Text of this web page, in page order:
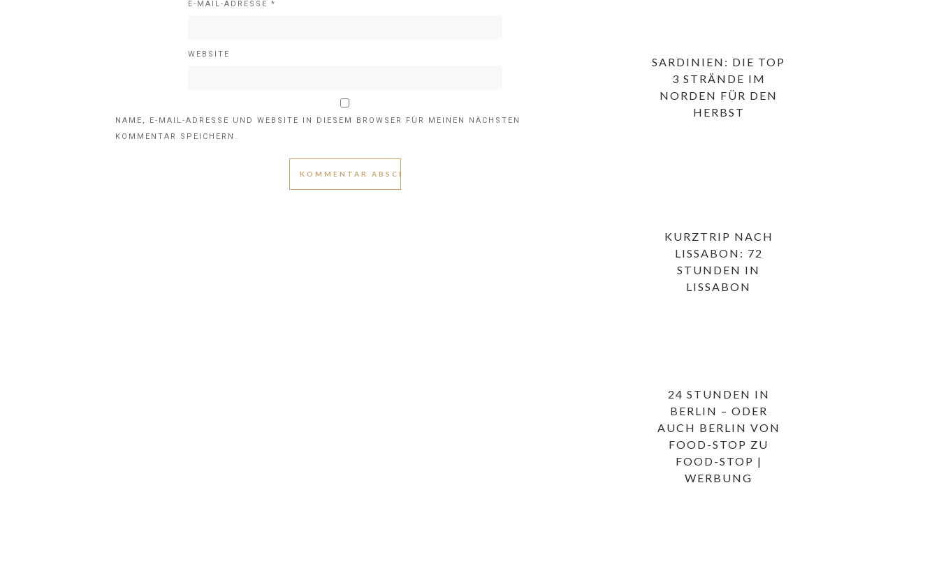
E-MAIL-ADRESSE *
WEBSITE
NAME, E-MAIL-ADRESSE UND WEBSITE IN DIESEM BROWSER FÜR MEINEN NÄCHSTEN
KOMMENTAR SPEICHERN.
SARDINIEN: DIE TOP
3 STRÄNDE IM
NORDEN FÜR DEN
HERBST
KURZTRIP NACH
LISSABON: 72
STUNDEN IN
LISSABON
24 STUNDEN IN
BERLIN – ODER
AUCH BERLIN VON
FOOD-STOP ZU
FOOD-STOP |
WERBUNG